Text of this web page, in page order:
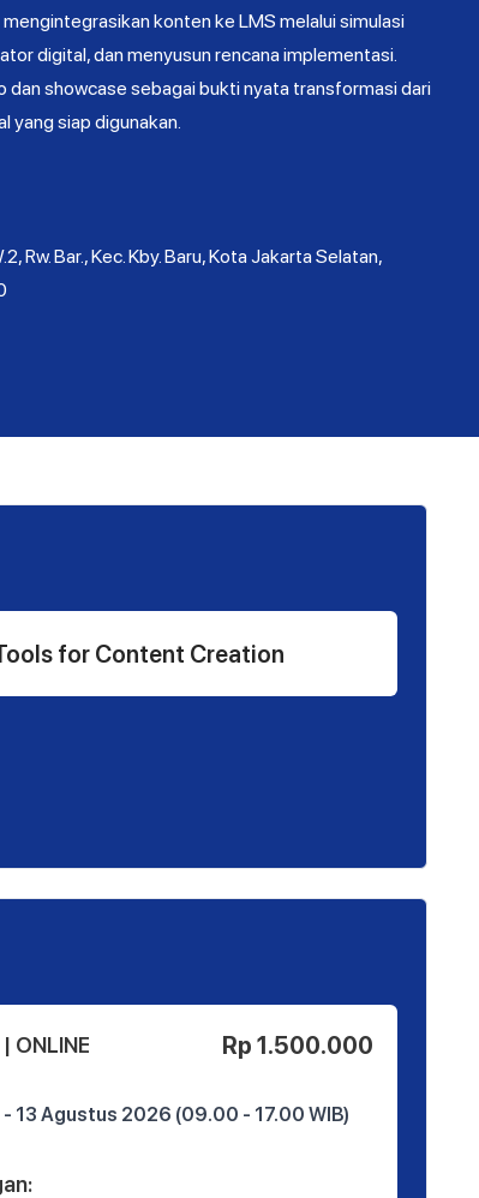
konten ke LMS melalui simulasi
digital, dan menyusun rencana implementasi.
dan showcase sebagai bukti nyata transformasi dari
yang siap digunakan.
Rw. Bar., Kec. Kby. Baru, Kota Jakarta Selatan,
for Content Creation
ONLINE Rp 1.500.000
- 13 Agustus 2026 (09.00 - 17.00 WIB)
: